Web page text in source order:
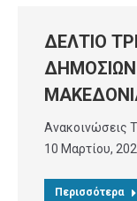
ΔΕΛΤΙΟ
ΔΗΜΟΣΙΩΝ
Ανακοινώσεις
10 Μαρτίου,
Περισσότερα